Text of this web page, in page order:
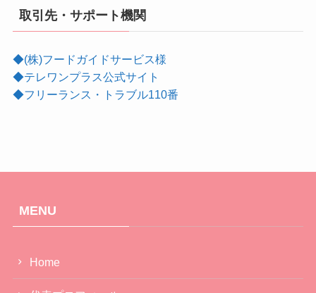
取引先・サポート機関
◆(株)フードガイドサービス様
◆テレワンプラス公式サイト
◆フリーランス・トラブル110番
MENU
Home